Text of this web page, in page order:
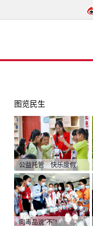
图览民生
公益托管 快乐度假
向毒品说“不”！